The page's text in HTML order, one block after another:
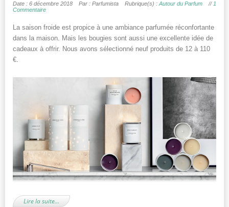
Date : 6 décembre 2018 Par : Parfumista Rubrique(s) : Autour du Parfum // 1
Commentaire
La saison froide est propice à une ambiance parfumée réconfortante
dans la maison. Mais les bougies sont aussi une excellente idée de
cadeaux à offrir. Nous avons sélectionné neuf produits de 12 à 110
€.
Lire la suite…